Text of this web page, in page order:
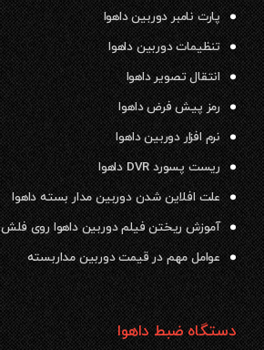
پارت نامبر دوربین داهوا
تنظیمات دوربین داهوا
انتقال تصویر داهوا
رمز پیش فرض داهوا
نرم افزار دوربین داهوا
ریست پسورد DVR داهوا
علت افلاین شدن دوربین مدار بسته داهوا
آموزش ریختن فیلم دوربین داهوا روی فلش
عوامل مهم در قیمت دوربین مداربسته
دستگاه ضبط داهوا